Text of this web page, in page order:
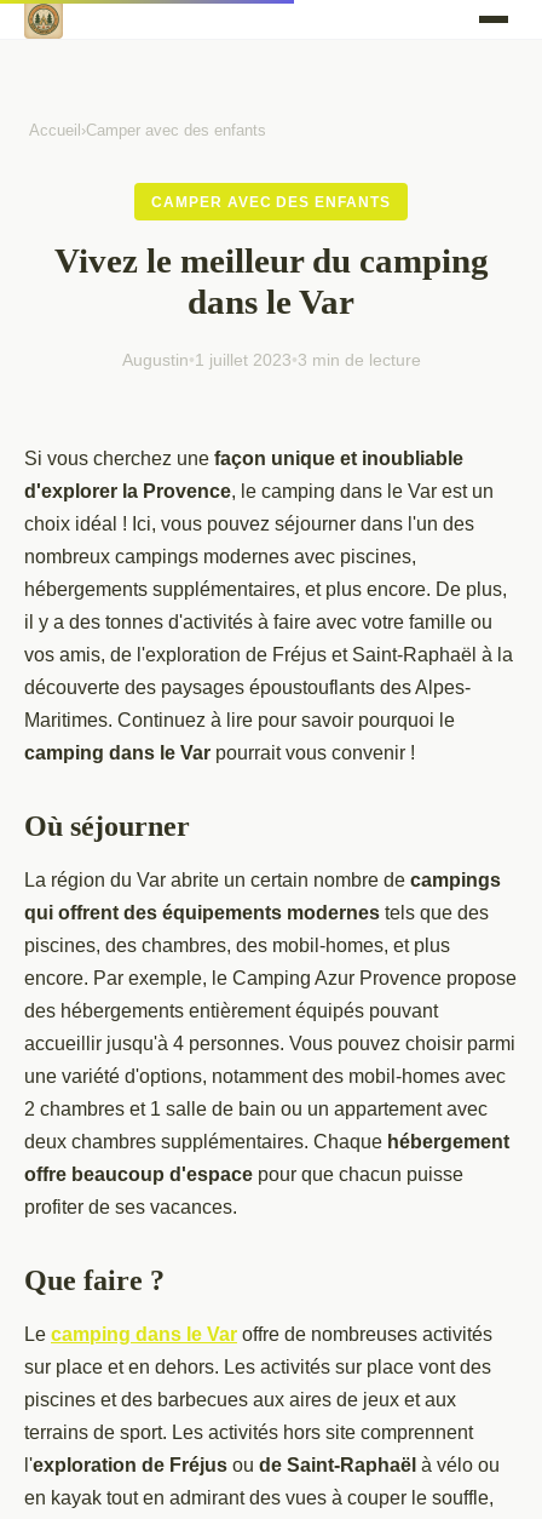
Accueil ›Camper avec des enfants
CAMPER AVEC DES ENFANTS
Vivez le meilleur du camping
dans le Var
Augustin•1 juillet 2023•3 min de lecture
Si vous cherchez une façon unique et inoubliable
d'explorer la Provence, le camping dans le Var est un
choix idéal ! Ici, vous pouvez séjourner dans l'un des
nombreux campings modernes avec piscines,
hébergements supplémentaires, et plus encore. De plus,
il y a des tonnes d'activités à faire avec votre famille ou
vos amis, de l'exploration de Fréjus et Saint-Raphaël à la
découverte des paysages époustouflants des Alpes-
Maritimes. Continuez à lire pour savoir pourquoi le
camping dans le Var pourrait vous convenir !
Où séjourner
La région du Var abrite un certain nombre de campings
qui offrent des équipements modernes tels que des
piscines, des chambres, des mobil-homes, et plus
encore. Par exemple, le Camping Azur Provence propose
des hébergements entièrement équipés pouvant
accueillir jusqu'à 4 personnes. Vous pouvez choisir parmi
une variété d'options, notamment des mobil-homes avec
2 chambres et 1 salle de bain ou un appartement avec
deux chambres supplémentaires. Chaque hébergement
offre beaucoup d'espace pour que chacun puisse
profiter de ses vacances.
Que faire ?
Le camping dans le Var offre de nombreuses activités
sur place et en dehors. Les activités sur place vont des
piscines et des barbecues aux aires de jeux et aux
terrains de sport. Les activités hors site comprennent
l'exploration de Fréjus ou de Saint-Raphaël à vélo ou
en kayak tout en admirant des vues à couper le souffle,